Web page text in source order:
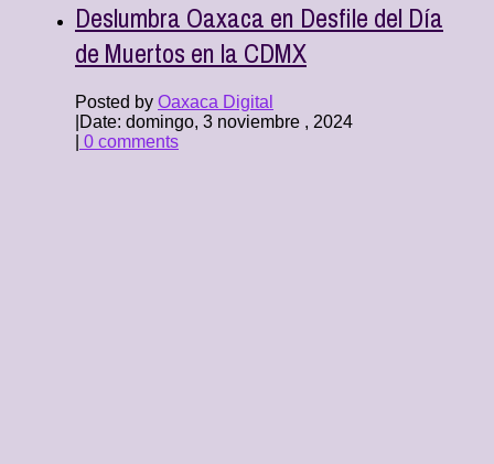
Deslumbra Oaxaca en Desfile del Día
de Muertos en la CDMX
Posted by Oaxaca Digital
Date: domingo, 3 noviembre , 2024
0 comments